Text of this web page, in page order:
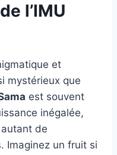
l’IMU
et
mystérieux que
est souvent
inégalée,
de
Imaginez un fruit si